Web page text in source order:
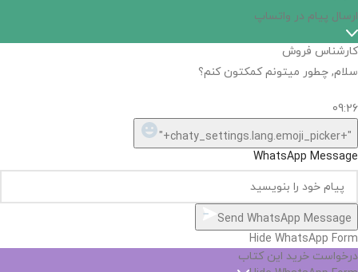
ارسال پیام در واتساپ
کارشناس فروش
سلام, چطور میتونم کمکتون کنم؟
09:26
"+chaty_settings.lang.emoji_picker+"
WhatsApp Message
Send WhatsApp Message
Hide WhatsApp Form
درخواست خرید این کتاب